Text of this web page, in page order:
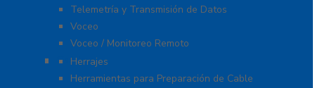
Telemetría y Transmisión de Datos
Voceo
Voceo / Monitoreo Remoto
Cables
Herrajes
Herramientas para Preparación de Cable